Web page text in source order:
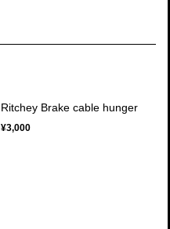
Ritchey Brake cable hunger
¥3,000